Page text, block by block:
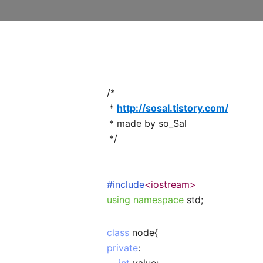
/*
* http://sosal.tistory.com/
* made by so_Sal
*/
#include<iostream>
using namespace std;
class node{
private: